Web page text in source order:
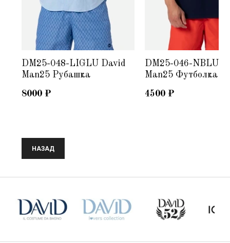
DM25-048-LIGLU David
Man25 Рубашка
8000 ₽
DM25-046-NBLU
Man25 Футболка
4500 ₽
НАЗАД